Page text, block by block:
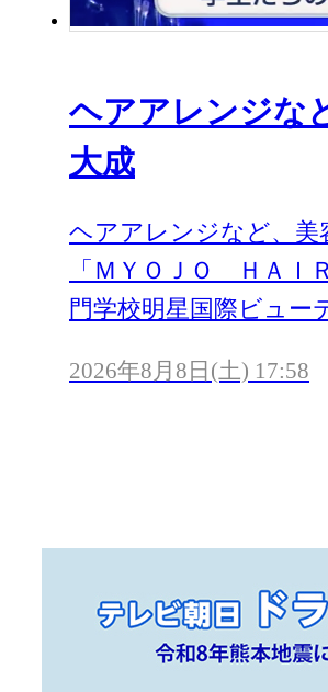
ヘアアレンジな
大成
ヘアアレンジなど、美
「ＭＹＯＪＯ ＨＡＩ
門学校明星国際ビュー
2026年8月8日(土) 17:58